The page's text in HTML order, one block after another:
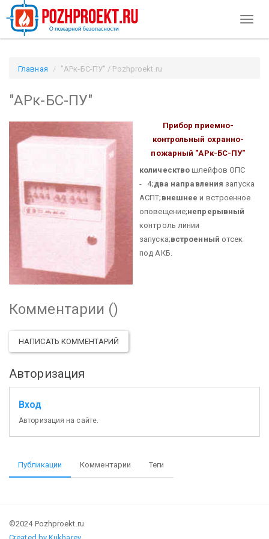
Главная "АРк-БС-ПУ" / Pozhproekt.ru
"АРк-БС-ПУ"
Прибор приемно-
контрольный охранно-
пожарный "АРк-БС-ПУ"
колическтвошлейфов ОПС
- 4;два направления запуска
АСПТ; внешнее и встроенное
оповещение;непрерывный
контроль линии
запуска;встроенный отсек
под АКБ.
Комментарии ()
НАПИСАТЬ КОММЕНТАРИЙ
Авторизация
Вход
Авторизация на сайте.
Публикации Комментарии Теги
©2024 Pozhproekt.ru